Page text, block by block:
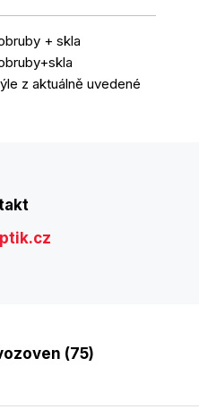
+ skla
z aktuálně uvedené
(75)